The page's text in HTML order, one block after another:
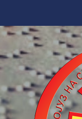
content